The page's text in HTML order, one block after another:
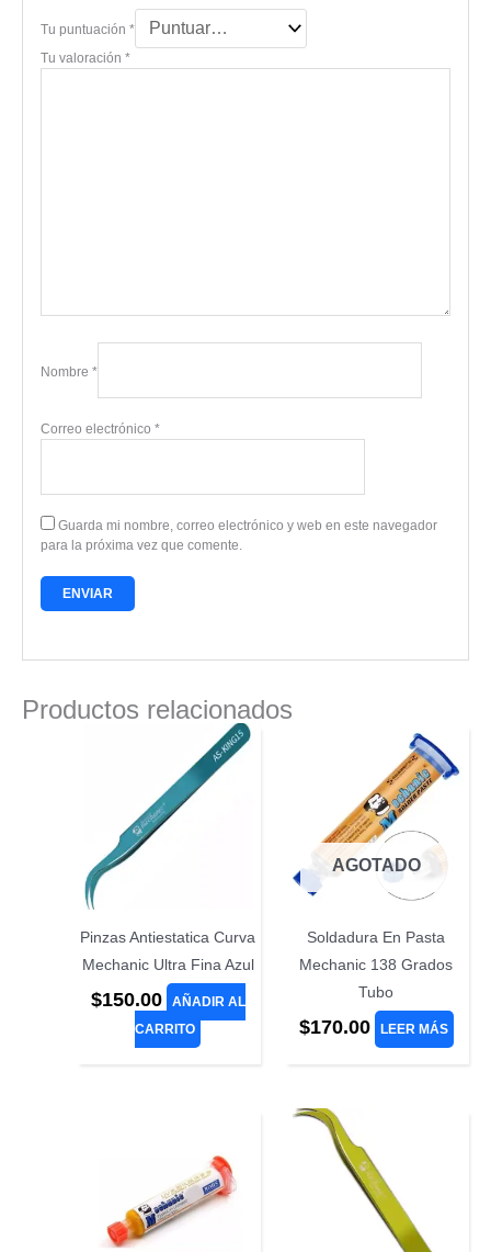
Tu puntuación *
Tu valoración *
Nombre *
Correo electrónico *
Guarda mi nombre, correo electrónico y web en este navegador
para la próxima vez que comente.
Productos relacionados
Pinzas Antiestatica Curva
Mechanic Ultra Fina Azul
$150.00
AÑADIR AL
CARRITO
AGOTADO
Soldadura En Pasta
Mechanic 138 Grados
Tubo
$170.00 LEER MÁS